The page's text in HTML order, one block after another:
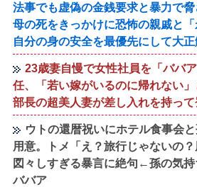
法事でも虚偽の金銭要求と暴力で
母の死をきっかけに恐怖の親戚と
自分の身の安全を最優先にして大
23歳妻自慢で女性社員を「ババ
任、「若い嫁がいるのに帰れない」
部長の超美人妻が差し入れを持っ
ウトの還暦祝いにホテル食事会
用意。トメ「え？旅行じゃないの？
図々しすぎる暴言に絶句←孫の気
ババア